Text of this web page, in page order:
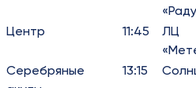
Центр 11:45
ЛЦ
Серебряные
13:15